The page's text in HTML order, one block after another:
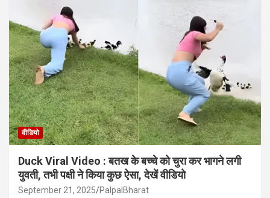
वीडियो
Duck Viral Video : बतख के बच्चे को चुरा कर भागने लगी
युवती, तभी पक्षी ने किया कुछ ऐसा, देखें वीडियो
September 21, 2025 PalpalBharat